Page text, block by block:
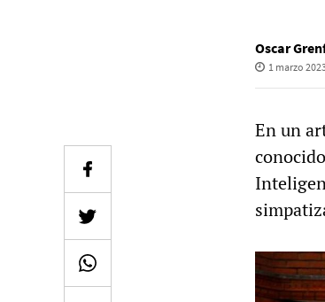
Oscar
1 marzo
En un